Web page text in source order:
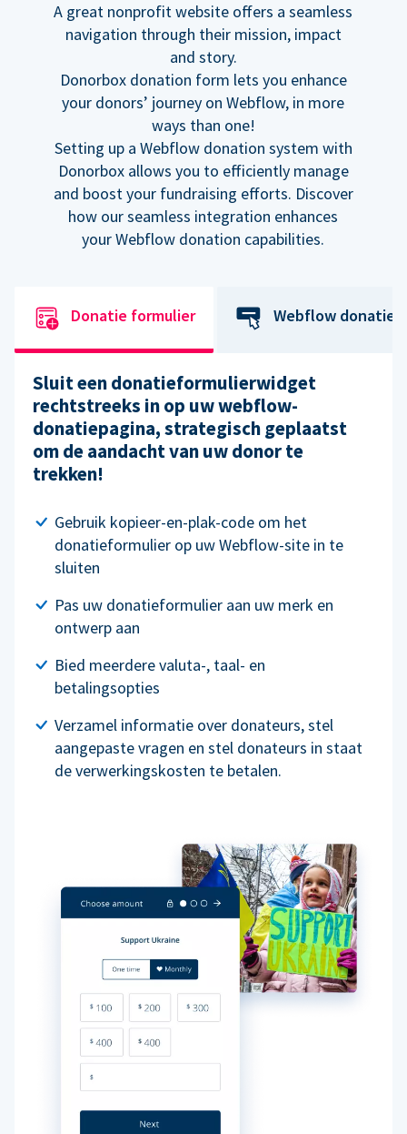
A great nonprofit website offers a seamless
navigation through their mission, impact
and story.
Donorbox donation form lets you enhance
your donors’ journey on Webflow, in more
ways than one!
Setting up a Webflow donation system with
Donorbox allows you to efficiently manage
and boost your fundraising efforts. Discover
how our seamless integration enhances
your Webflow donation capabilities.
Donatie formulier Webflow
Sluit een donatieformulierwidget
rechtstreeks in op uw webflow-
donatiepagina, strategisch geplaatst
om de aandacht van uw donor te
trekken!
Gebruik kopieer-en-plak-code om het
donatieformulier op uw Webflow-site in te
sluiten
Pas uw donatieformulier aan uw merk en
ontwerp aan
Bied meerdere valuta-, taal- en
betalingsopties
Verzamel informatie over donateurs, stel
aangepaste vragen en stel donateurs in staat
de verwerkingskosten te betalen.